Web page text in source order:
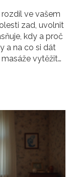
ve vašem
zad, uvolnit
kdy a proč
a na co si dát
masáže vytěžit